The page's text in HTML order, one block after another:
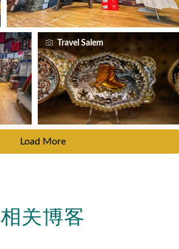
Travel Salem
Load More
相关博客